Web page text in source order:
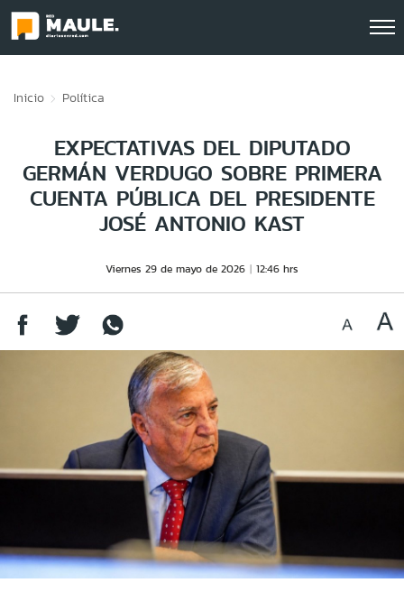
Inicio Política
EXPECTATIVAS DEL DIPUTADO
GERMÁN VERDUGO SOBRE PRIMERA
CUENTA PÚBLICA DEL PRESIDENTE
JOSÉ ANTONIO KAST
Viernes 29 de mayo de 2026 12:46 hrs